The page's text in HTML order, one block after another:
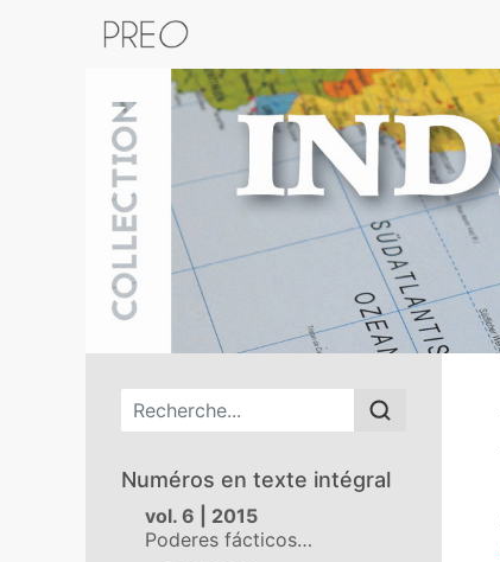
Menu principal
Numéros en texte intégral
vol. 6 | 2015
Poderes fácticos…